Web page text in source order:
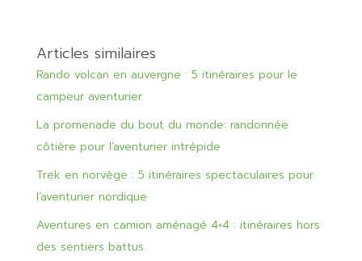
Articles similaires
Rando volcan en auvergne : 5 itinéraires pour le
campeur aventurier
La promenade du bout du monde: randonnée
côtière pour l’aventurier intrépide
Trek en norvège : 5 itinéraires spectaculaires pour
l’aventurier nordique
Aventures en camion aménagé 4×4 : itinéraires hors
des sentiers battus